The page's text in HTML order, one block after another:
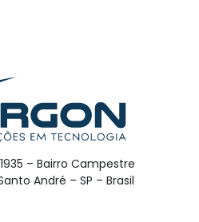
– Bairro Campestre
André – SP – Brasil